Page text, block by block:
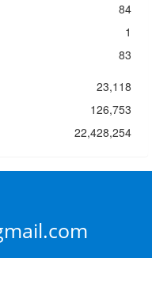
84
1
83
23,118
126,753
22,428,254